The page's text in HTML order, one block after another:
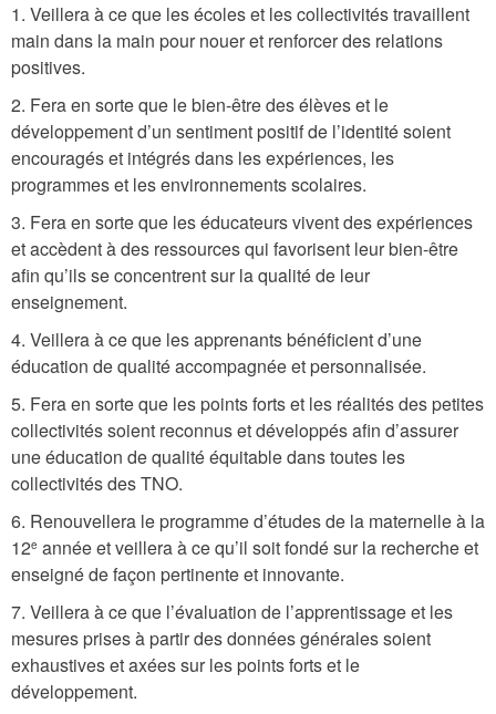
1. Veillera à ce que les écoles et les collectivités travaillent
main dans la main pour nouer et renforcer des relations
positives.
2. Fera en sorte que le bien-être des élèves et le
développement d’un sentiment positif de l’identité soient
encouragés et intégrés dans les expériences, les
programmes et les environnements scolaires.
3. Fera en sorte que les éducateurs vivent des expériences
et accèdent à des ressources qui favorisent leur bien-être
afin qu’ils se concentrent sur la qualité de leur
enseignement.
4. Veillera à ce que les apprenants bénéficient d’une
éducation de qualité accompagnée et personnalisée.
5. Fera en sorte que les points forts et les réalités des petites
collectivités soient reconnus et développés afin d’assurer
une éducation de qualité équitable dans toutes les
collectivités des TNO.
6. Renouvellera le programme d’études de la maternelle à la
12e année et veillera à ce qu’il soit fondé sur la recherche et
enseigné de façon pertinente et innovante.
7. Veillera à ce que l’évaluation de l’apprentissage et les
mesures prises à partir des données générales soient
exhaustives et axées sur les points forts et le
développement.